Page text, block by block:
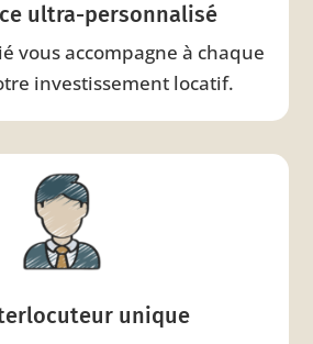
ultra-personnalisé
vous accompagne à chaque
investissement locatif.
unique